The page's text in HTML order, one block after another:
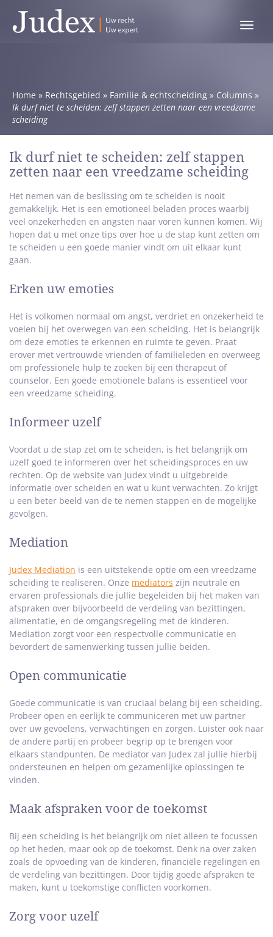
Toggle
Home » Rechtsgebied » Familie & echtscheiding » Columns »
Ik durf niet te scheiden: zelf stappen zetten naar een vreedzame
scheiding
Ik durf niet te scheiden: zelf stappen
zetten naar een vreedzame scheiding
Het nemen van de beslissing om te scheiden is nooit
gemakkelijk. Het is een emotioneel beladen proces waarbij
veel onzekerheden en angsten naar voren kunnen komen. Wij
hopen dat u met onze tips over hoe u de stap kunt zetten om
te scheiden u een goede manier vindt om uit elkaar kunt
gaan.
Erken uw emoties
Het is volkomen normaal om angst, verdriet en onzekerheid te
voelen bij het overwegen van een scheiding. Het is belangrijk
om deze emoties te erkennen en ruimte te geven. Praat
erover met vertrouwde vrienden of familieleden en overweeg
om professionele hulp te zoeken bij een therapeut of
counselor. Een goede emotionele balans is essentieel voor
een vreedzame scheiding.
Informeer uzelf
Voordat u de stap zet om te scheiden, is het belangrijk om
uzelf goed te informeren over het scheidingsproces en uw
rechten. Op de website van Judex vindt u uitgebreide
informatie over scheiden en wat u kunt verwachten. Zo krijgt
u een beter beeld van de te nemen stappen en de mogelijke
gevolgen.
Mediation
Judex Mediation is een uitstekende optie om een vreedzame
scheiding te realiseren. Onze mediators zijn neutrale en
ervaren professionals die jullie begeleiden bij het maken van
afspraken over bijvoorbeeld de verdeling van bezittingen,
alimentatie, en de omgangsregeling met de kinderen.
Mediation zorgt voor een respectvolle communicatie en
bevordert de samenwerking tussen jullie beiden.
Open communicatie
Goede communicatie is van cruciaal belang bij een scheiding.
Probeer open en eerlijk te communiceren met uw partner
over uw gevoelens, verwachtingen en zorgen. Luister ook naar
de andere partij en probeer begrip op te brengen voor
elkaars standpunten. De mediator van Judex zal jullie hierbij
ondersteunen en helpen om gezamenlijke oplossingen te
vinden.
Maak afspraken voor de toekomst
Bij een scheiding is het belangrijk om niet alleen te focussen
op het heden, maar ook op de toekomst. Denk na over zaken
zoals de opvoeding van de kinderen, financiële regelingen en
de verdeling van bezittingen. Door tijdig goede afspraken te
maken, kunt u toekomstige conflicten voorkomen.
Zorg voor uzelf